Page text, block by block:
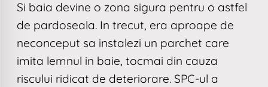
Si baia devine o zona sigura pentru o astfel
de pardoseala. In trecut, era aproape de
neconceput sa instalezi un parchet care
imita lemnul in baie, tocmai din cauza
riscului ridicat de deteriorare. SPC-ul a